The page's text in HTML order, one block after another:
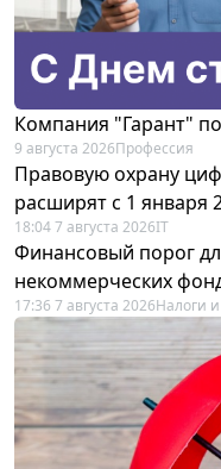
Компания "Гарант"
9 августа 2026Профессия
Правовую охрану
расширят с 1 января
18:04 7 августа 2026IT
Финансовый порог
некоммерческих
17:36 7 августа 2026Налоги